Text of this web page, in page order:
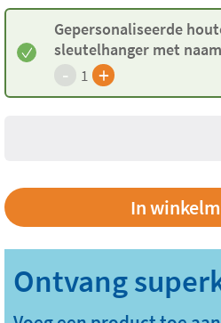
Gepersonaliseerde
sleutelhanger met naam
- 1 +